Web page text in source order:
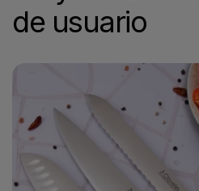
de usuario